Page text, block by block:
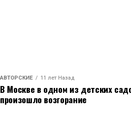
АВТОРСКИЕ 11 лет Назад
В Москве в одном из детских
произошло возгорание